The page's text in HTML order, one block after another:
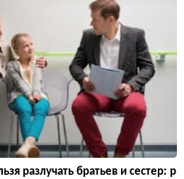
разлучать братьев и сестер: р